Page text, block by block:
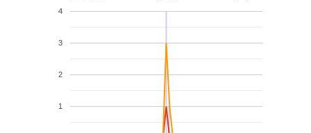
1
2
3
4